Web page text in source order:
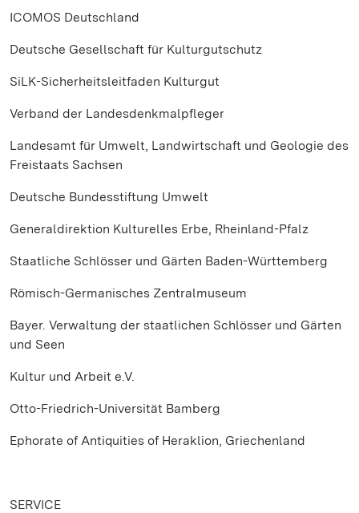
ICOMOS Deutschland
Deutsche Gesellschaft für Kulturgutschutz
SiLK-Sicherheitsleitfaden Kulturgut
Verband der Landesdenkmalpfleger
Landesamt für Umwelt, Landwirtschaft und Geologie des
Freistaats Sachsen
Deutsche Bundesstiftung Umwelt
Generaldirektion Kulturelles Erbe, Rheinland-Pfalz
Staatliche Schlösser und Gärten Baden-Württemberg
Römisch-Germanisches Zentralmuseum
Bayer. Verwaltung der staatlichen Schlösser und Gärten
und Seen
Kultur und Arbeit e.V.
Otto-Friedrich-Universität Bamberg
Ephorate of Antiquities of Heraklion, Griechenland
SERVICE